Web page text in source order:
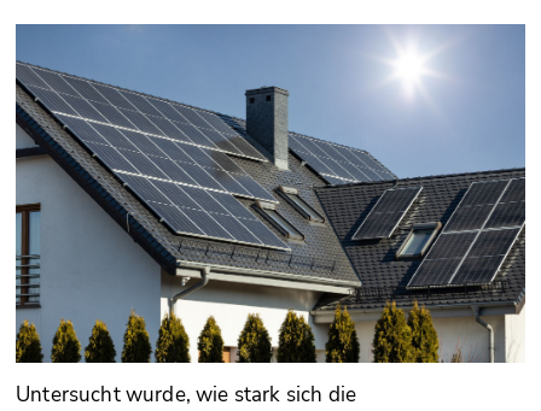
Untersucht wurde, wie stark sich die